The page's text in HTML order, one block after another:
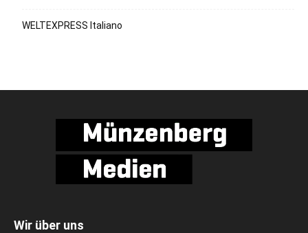
WELTEXPRESS Italiano
Wir über uns